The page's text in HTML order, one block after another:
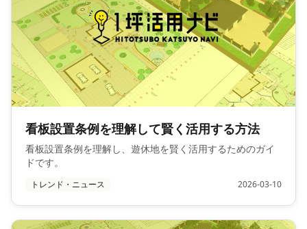
看板設置条例を理解して賢く活用する方法
看板設置条例を理解し、遊休地を賢く活用するためのガイ
ドです。
トレンド・ニュース 2026-03-10